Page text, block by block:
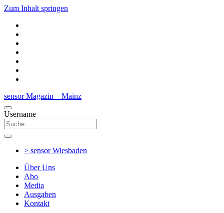
Zum Inhalt springen
sensor Magazin – Mainz
Username
> sensorWiesbaden
Über Uns
Abo
Media
Ausgaben
Kontakt